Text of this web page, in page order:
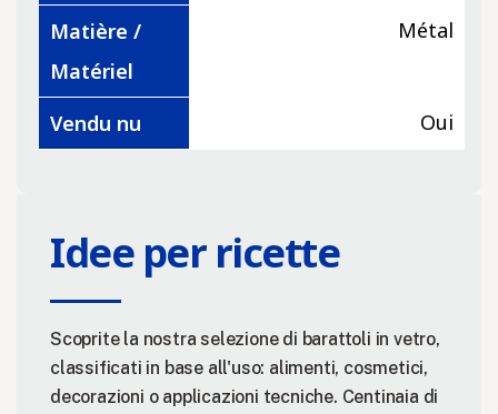
Matière /
Matériel
Métal
Vendu nu Oui
Idee per ricette
Scoprite la nostra selezione di barattoli in vetro,
classificati in base all'uso: alimenti, cosmetici,
decorazioni o applicazioni tecniche. Centinaia di